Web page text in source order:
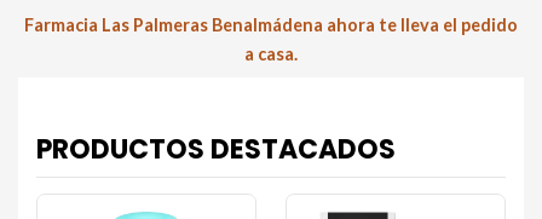
Farmacia Las Palmeras Benalmádena ahora te lleva el pedido
a casa.